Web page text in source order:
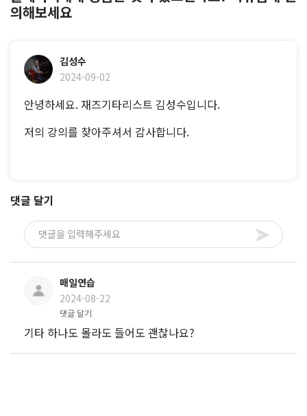
의해보세요
김성수
2024-09-02
안녕하세요. 재즈기타리스트 김성수입니다.
저의 강의를 찾아주셔서 감사합니다.
댓글 달기
매일연습
2024-08-22
댓글 달기
기타 하나도 몰라도 들어도 괜찮나요?